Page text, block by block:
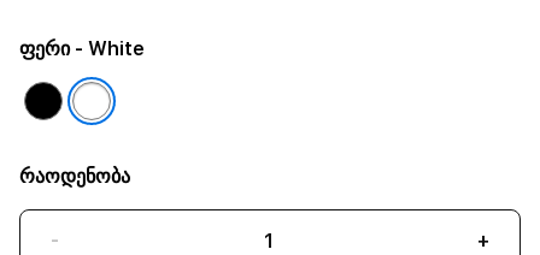
ფერი- White
რაოდენობა
- +